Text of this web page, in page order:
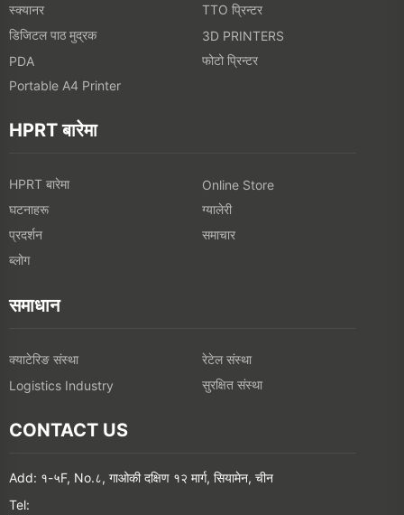
स्क्यानर
TTO प्रिन्टर
डिजिटल पाठ मुद्रक
3D PRINTERS
PDA
फोटो प्रिन्टर
Portable A4 Printer
HPRT बारेमा
HPRT बारेमा
Online Store
घटनाहरू
ग्यालेरी
प्रदर्शन
समाचार
ब्लोग
समाधान
क्याटेरिङ संस्था
रेटेल संस्था
Logistics Industry
सुरक्षित संस्था
CONTACT US
Add: १-५F, No.८, गाओकी दक्षिण १२ मार्ग, सियामेन, चीन
Tel: